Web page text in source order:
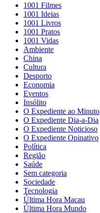
1001 Filmes
1001 Ideias
1001 Livros
1001 Pratos
1001 Vidas
Ambiente
China
Cultura
Desporto
Economia
Eventos
Insólito
O Expediente ao Minuto
O Expediente Dia-a-Dia
O Expediente Noticioso
O Expediente Opinativo
Política
Região
Saúde
Sem categoria
Sociedade
Tecnologia
Última Hora Macau
Última Hora Mundo